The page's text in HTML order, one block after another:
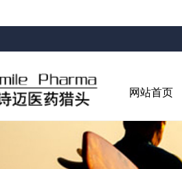
网站首页